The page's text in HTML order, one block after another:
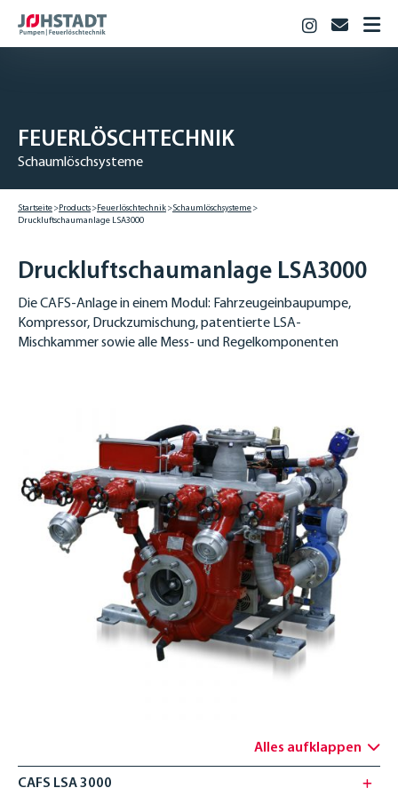
Industriepumpen
Biogas & Landwirtschaft
Studium
Offene Stellen
KONTAKT
Instagram
FEUERLÖSCHTECHNIK
Schaumlöschsysteme
Startseite Products Feuerlöschtechnik
Schaumlöschsysteme
Druck­luft­schaum­anlage LSA3000
Druck­luft­schaum­anlage LSA3000
Die CAFS-Anlage in einem Modul: Fahrzeugeinbaupumpe,
Kompressor, Druckzumischung, patentierte LSA-
Mischkammer sowie alle Mess- und Regelkomponenten
Alles aufklappen
CAFS LSA 3000